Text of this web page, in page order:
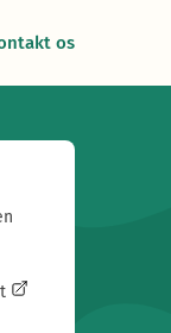
os